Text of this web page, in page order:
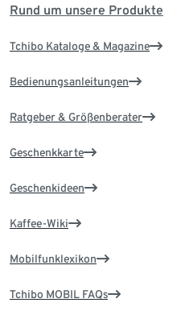
Rund um unsere Produkte
Tchibo Kataloge & Magazine
Bedienungsanleitungen
Ratgeber & Größenberater
Geschenkkarte
Geschenkideen
Kaffee-Wiki
Mobilfunklexikon
Tchibo MOBIL FAQs